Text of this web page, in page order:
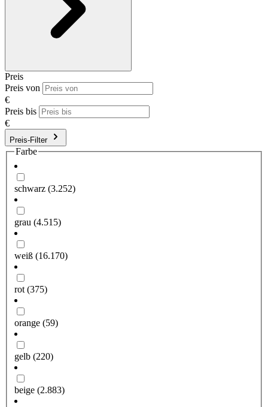
Preis
Preis von
€
Preis bis
€
Preis-Filter
Farbe
schwarz (3.252)
grau (4.515)
weiß (16.170)
rot (375)
orange (59)
gelb (220)
beige (2.883)